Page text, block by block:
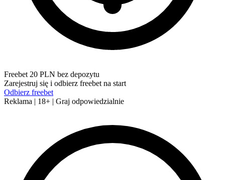
Freebet 20 PLN bez depozytu
Zarejestruj się i odbierz freebet na start
Odbierz freebet
Reklama | 18+ | Graj odpowiedzialnie